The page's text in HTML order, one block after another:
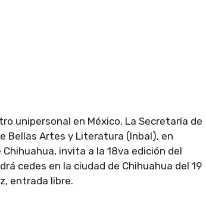
unipersonal en México, La Secretaría de
Bellas Artes y Literatura (Inbal), en
invita a la 18va edición del
cedes en la ciudad de Chihuahua del 19
entrada libre.